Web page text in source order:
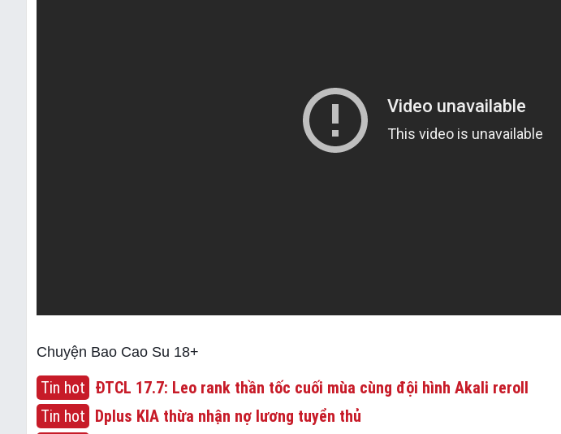
Chuyện Bao Cao Su 18+
Tin hot ĐTCL 17.7: Leo rank thần tốc cuối mùa cùng đội hình Akali reroll
Tin hot Dplus KIA thừa nhận nợ lương tuyển thủ